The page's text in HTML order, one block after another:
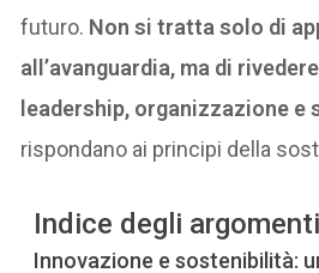
futuro. Non si tratta solo di
all’avanguardia, ma di
leadership, organizzazione e
rispondano ai principi della
Indice degli argomenti
Innovazione e sostenibilità: